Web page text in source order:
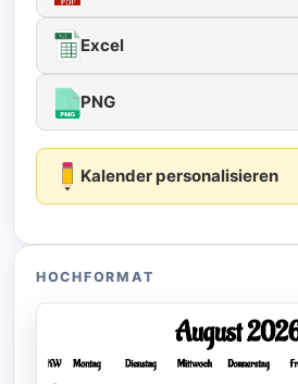
Excel
PNG
Kalender personalisieren
HOCHFORMAT